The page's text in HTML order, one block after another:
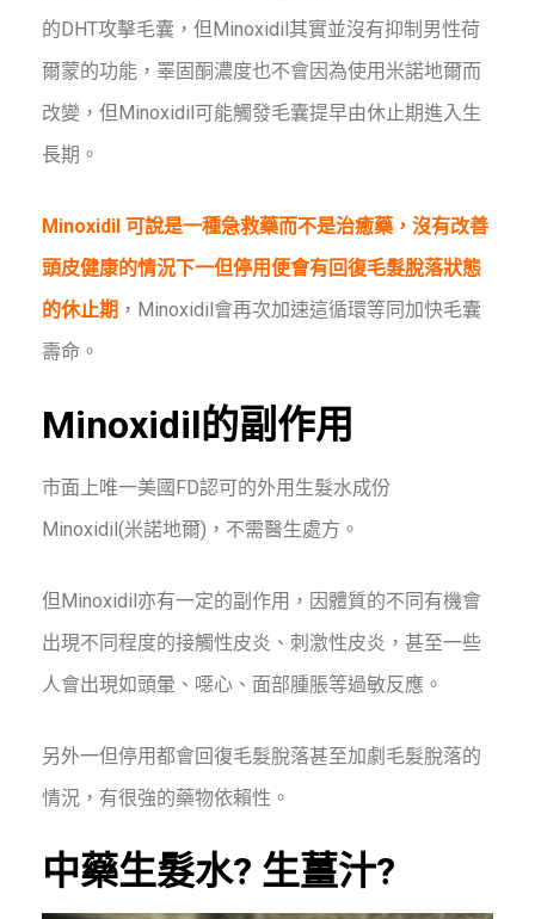
的DHT攻擊毛囊，但Minoxidil其實並沒有抑制男性荷
爾蒙的功能，睪固酮濃度也不會因為使用米諾地爾而
改變，但Minoxidil可能觸發毛囊提早由休止期進入生
長期。
Minoxidil 可說是一種急救藥而不是治癒藥，沒有改善
頭皮健康的情況下一但停用便會有回復毛髮脫落狀態
的休止期 ，Minoxidil會再次加速這循環等同加快毛囊
壽命。
Minoxidil的副作用
市面上唯一美國FD認可的外用生髮水成份
Minoxidil(米諾地爾)，不需醫生處方。
但Minoxidil亦有一定的副作用，因體質的不同有機會
出現不同程度的接觸性皮炎、刺激性皮炎，甚至一些
人會出現如頭暈、噁心、面部腫脹等過敏反應。
另外一但停用都會回復毛髮脫落甚至加劇毛髮脫落的
情況，有很強的藥物依賴性。
中藥生髮水? 生薑汁?